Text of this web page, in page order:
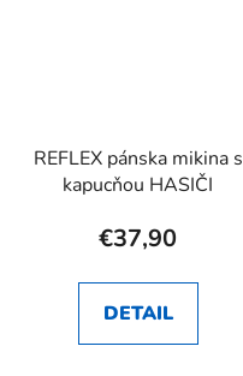
REFLEX pánska mikina s
kapucňou HASIČI
€37,90
DETAIL